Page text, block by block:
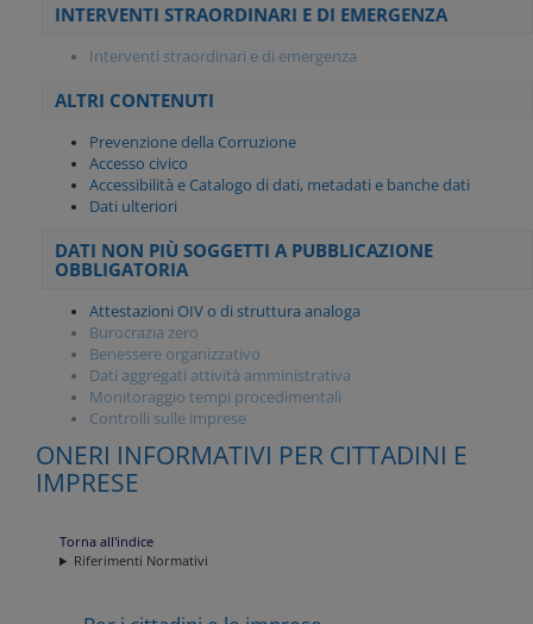
INTERVENTI STRAORDINARI E DI EMERGENZA
Interventi straordinari e di emergenza
ALTRI CONTENUTI
Prevenzione della Corruzione
Accesso civico
Accessibilità e Catalogo di dati, metadati e banche dati
Dati ulteriori
DATI NON PIÙ SOGGETTI A PUBBLICAZIONE
OBBLIGATORIA
Attestazioni OIV o di struttura analoga
Burocrazia zero
Benessere organizzativo
Dati aggregati attività amministrativa
Monitoraggio tempi procedimentali
Controlli sulle imprese
ONERI INFORMATIVI PER CITTADINI E
IMPRESE
Torna all'indice
Riferimenti Normativi